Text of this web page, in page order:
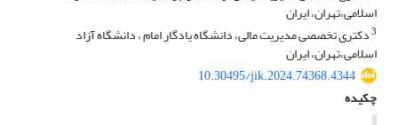
اسلامی،تهران، ایران
3دکتری تخصصی مدیریت مالی، دانشگاه یادگار امام ، دانشگاه آزاد
اسلامی،تهران، ایران
10.30495/jik.2024.74368.4344
چکیده